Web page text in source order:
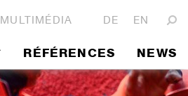
MULTIMÉDIA DE EN
RÉFÉRENCES NEWS